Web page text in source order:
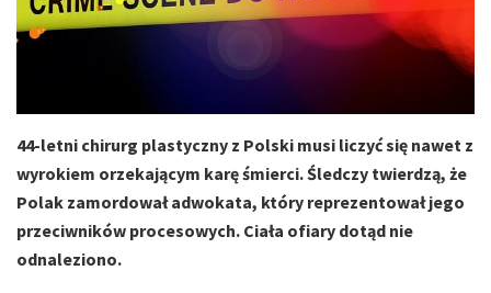
44-letni chirurg plastyczny z Polski musi liczyć się nawet z
wyrokiem orzekającym karę śmierci. Śledczy twierdzą, że
Polak zamordował adwokata, który reprezentował jego
przeciwników procesowych. Ciała ofiary dotąd nie
odnaleziono.